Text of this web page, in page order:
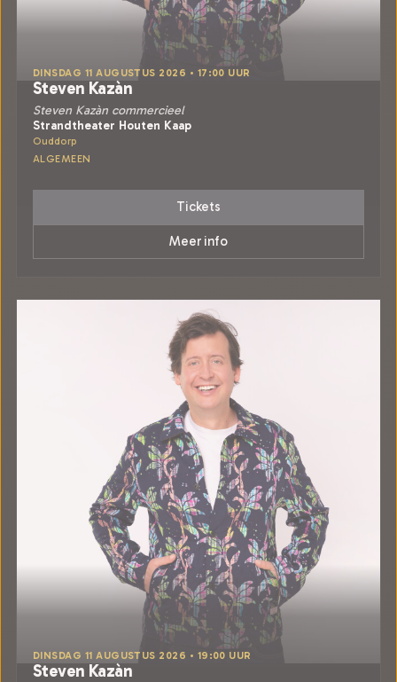
DINSDAG 11 AUGUSTUS 2026 • 17:00 UUR
Steven Kazàn
Steven Kazàn commercieel
Strandtheater Houten Kaap
Ouddorp
ALGEMEEN
Tickets
Meer info
DINSDAG 11 AUGUSTUS 2026 • 19:00 UUR
Steven Kazàn